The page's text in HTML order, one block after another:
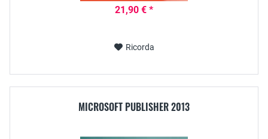
21,90 € *
Ricorda
MICROSOFT PUBLISHER 2013